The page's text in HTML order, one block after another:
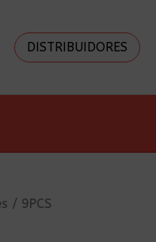
DISTRIBUIDORES
/ 9PCS